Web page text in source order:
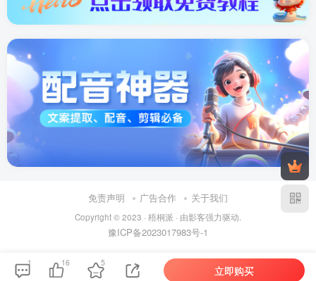
免责声明 广告合作 关于我们
Copyright © 2023 · 梧桐派 · 由影客强力驱动.
豫ICP备2023017983号-1
1 16 5
立即购买